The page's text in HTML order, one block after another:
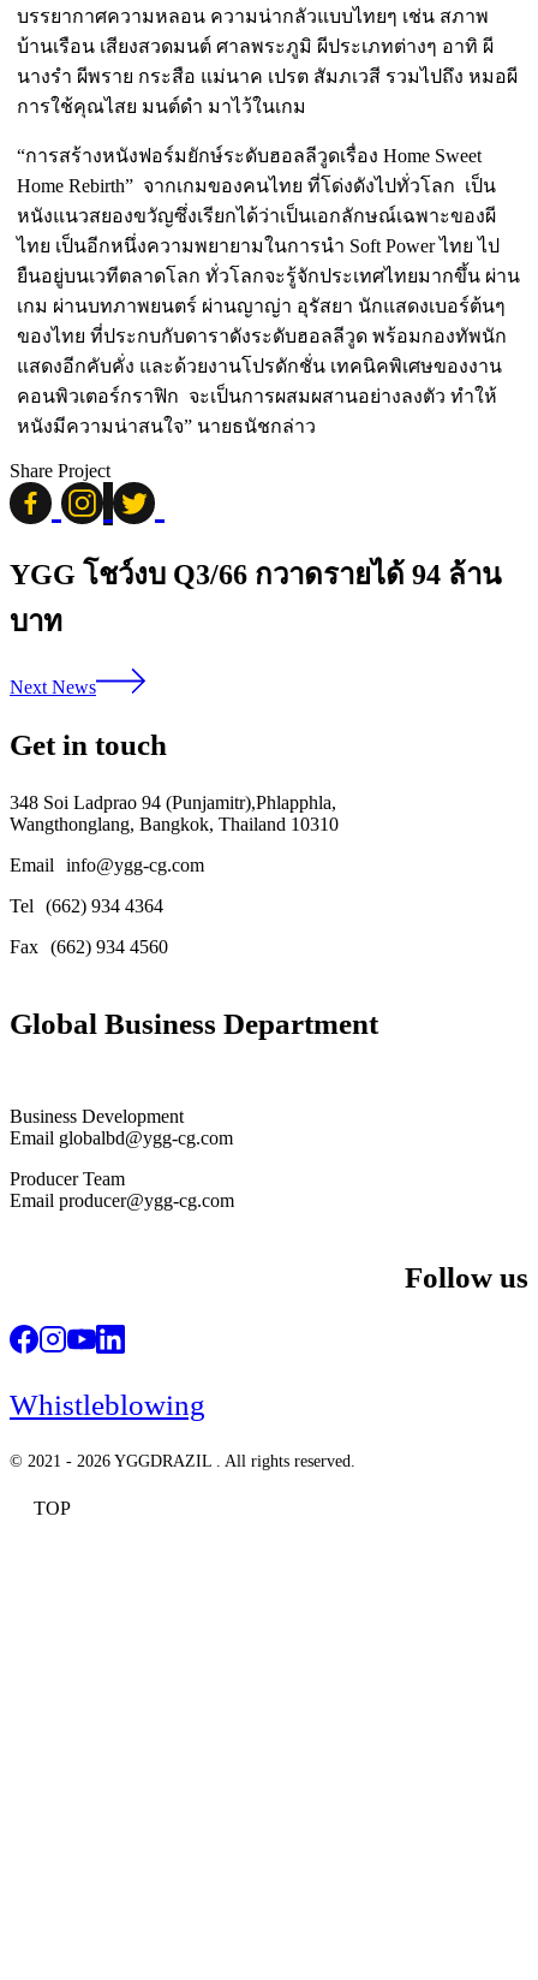
บรรยากาศความหลอน ความน่ากลัวแบบไทยๆ เช่น สภาพ
บ้านเรือน เสียงสวดมนต์ ศาลพระภูมิ ผีประเภทต่างๆ อาทิ ผี
นางรำ ผีพราย กระสือ แม่นาค เปรต สัมภเวสี รวมไปถึง หมอผี
การใช้คุณไสย มนต์ดำ มาไว้ในเกม
“การสร้างหนังฟอร์มยักษ์ระดับฮอลลีวูดเรื่อง Home Sweet
Home Rebirth” จากเกมของคนไทย ที่โด่งดังไปทั่วโลก เป็น
หนังแนวสยองขวัญซึ่งเรียกได้ว่าเป็นเอกลักษณ์เฉพาะของผี
ไทย เป็นอีกหนึ่งความพยายามในการนำ Soft Power ไทย ไป
ยืนอยู่บนเวทีตลาดโลก ทั่วโลกจะรู้จักประเทศไทยมากขึ้น ผ่าน
เกม ผ่านบทภาพยนตร์ ผ่านญาญ่า อุรัสยา นักแสดงเบอร์ต้นๆ
ของไทย ที่ประกบกับดาราดังระดับฮอลลีวูด พร้อมกองทัพนัก
แสดงอีกคับคั่ง และด้วยงานโปรดักชั่น เทคนิคพิเศษของงาน
คอนพิวเตอร์กราฟิก จะเป็นการผสมผสานอย่างลงตัว ทำให้
หนังมีความน่าสนใจ” นายธนัชกล่าว
Share Project
YGG โชว์งบ Q3/66 กวาดรายได้ 94 ล้าน
บาท
Next News
Get in touch
348 Soi Ladprao 94 (Punjamitr),Phlapphla,
Wangthonglang, Bangkok, Thailand 10310
Email
info@ygg-cg.com
Tel
(662) 934 4364
Fax (662) 934 4560
Global Business Department
Business Development
Email globalbd@ygg-cg.com
Producer Team
Email producer@ygg-cg.com
Follow us
Whistleblowing
© 2021 - 2026 YGGDRAZIL . All rights reserved.
TOP